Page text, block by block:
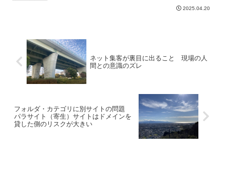
スクールの口コミサイトです。プログラ
2025.04.20
ネット集客が裏目に出ること 現場の人
間との意識のズレ
フォルダ・カテゴリに別サイトの問題
パラサイト（寄生）サイトはドメインを
貸した側のリスクが大きい